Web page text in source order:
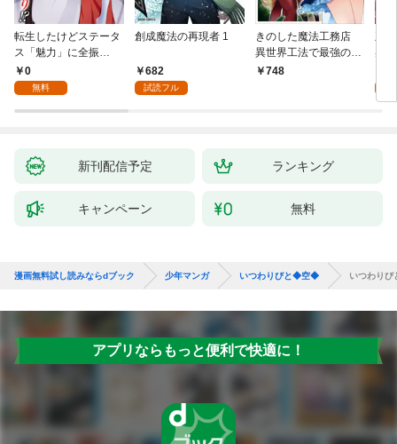
転生したけどステータ
ス「魅力」に全振
り！？(1)
0
無料
創成魔法の再現者 1
682
試読フル
きのした魔法工務店
異世界工法で最強の家
づくりを（コミック）
748
兆
る
新刊配信予定 ランキング
キャンペーン 無料
漫画無料試し読みならdブック 少年マンガ いつわりびと◆空◆ いつわり
アプリならもっと便利で快適に！